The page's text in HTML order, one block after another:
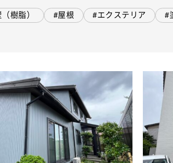
樹脂） #屋根 #エクステリア #